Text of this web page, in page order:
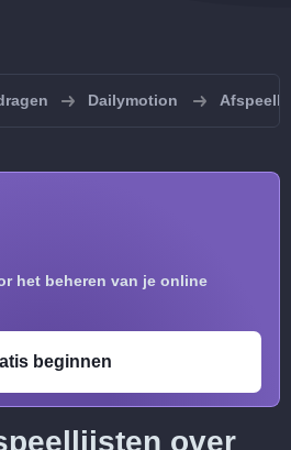
Dailymotion
het beheren van je online
beginnen
over